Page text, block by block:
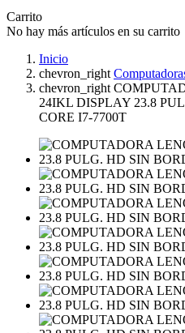
Carrito
No hay más artículos en su carrito
Inicio
chevron_right
chevron_right
24IKL DISPLAY 23.8
CORE I7-7700T